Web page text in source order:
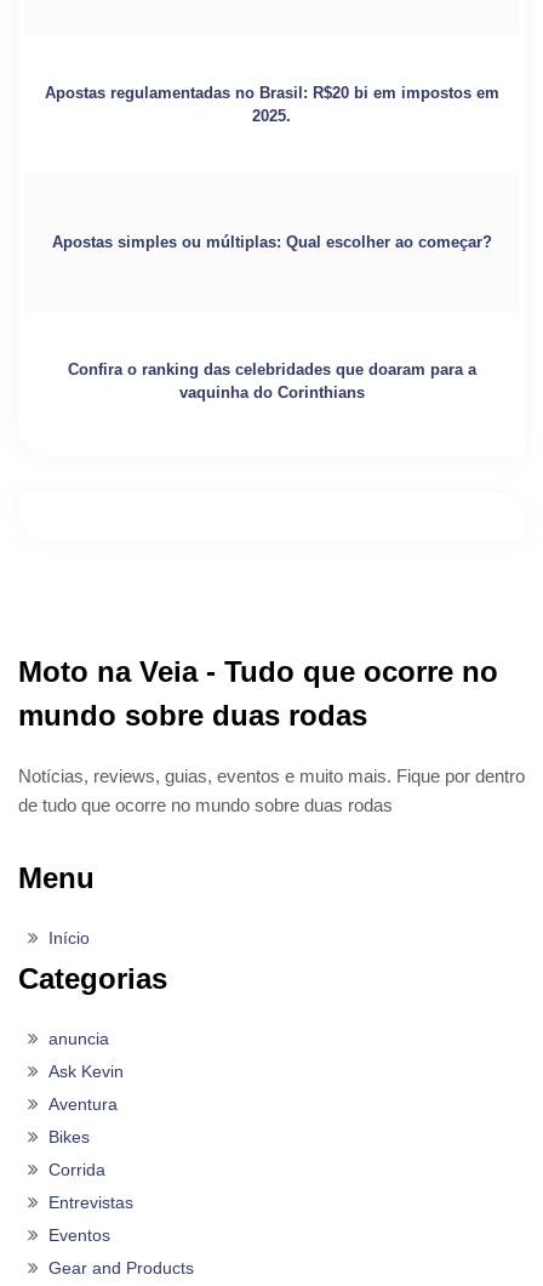
Apostas regulamentadas no Brasil: R$20 bi em impostos em
2025.
Apostas simples ou múltiplas: Qual escolher ao começar?
Confira o ranking das celebridades que doaram para a
vaquinha do Corinthians
Moto na Veia - Tudo que ocorre no
mundo sobre duas rodas
Notícias, reviews, guias, eventos e muito mais. Fique por dentro
de tudo que ocorre no mundo sobre duas rodas
Menu
Início
Categorias
anuncia
Ask Kevin
Aventura
Bikes
Corrida
Entrevistas
Eventos
Gear and Products